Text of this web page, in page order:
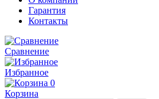
Гарантия
Контакты
Сравнение
Избранное
0
Корзина